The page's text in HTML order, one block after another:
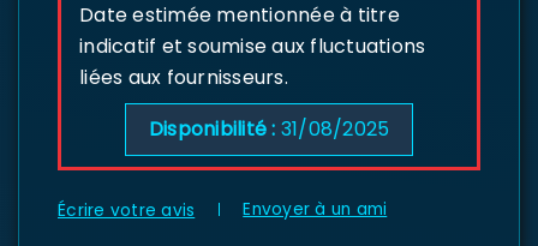
Date estimée mentionnée à titre
indicatif et soumise aux fluctuations
liées aux fournisseurs.
Disponibilité : 31/08/2025
Écrire votre avis Envoyer à un ami